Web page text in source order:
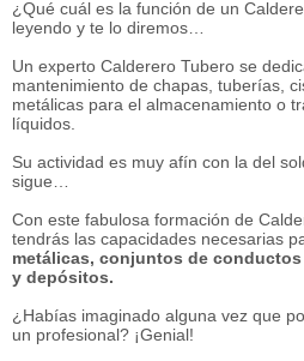
¿Qué cuál es la función de un
leyendo y te lo diremos…
Un experto Calderero Tubero se
mantenimiento de chapas, tuberías,
metálicas para el almacenamiento o
líquidos.
Su actividad es muy afín con la del
sigue…
Con este fabulosa formación de
tendrás las capacidades necesarias
metálicas, conjuntos de
y depósitos.
¿Habías imaginado alguna vez que
un profesional? ¡Genial!